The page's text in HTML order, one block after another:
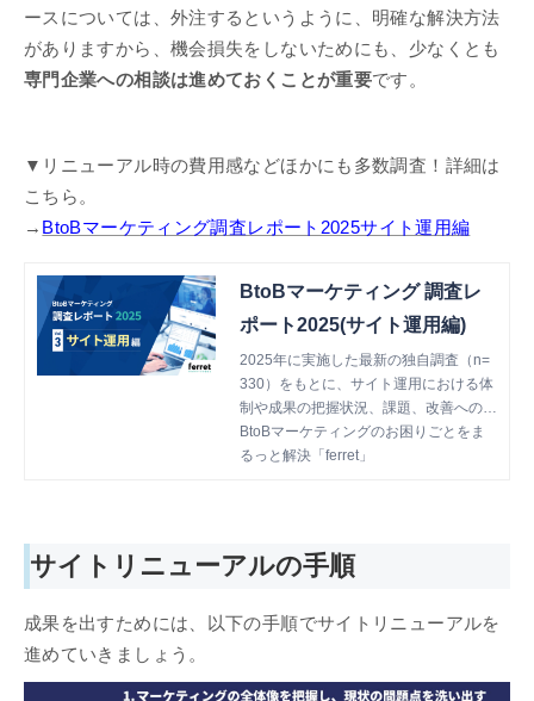
ースについては、外注するというように、明確な解決方法
がありますから、機会損失をしないためにも、少なくとも
専門企業への相談は進めておくことが重要です。
▼リニューアル時の費用感などほかにも多数調査！詳細は
こちら。
→ BtoBマーケティング調査レポート2025サイト運用編
BtoBマーケティング 調査レ
ポート2025(サイト運用編)
2025年に実施した最新の独自調査（n=
330）をもとに、サイト運用における体
制や成果の把握状況、課題、改善への取
り組み、そしてAI活用の実態について定
量的に明らかにしました。
BtoBマーケティングのお困りごとをま
るっと解決「ferret」
サイトリニューアルの手順
成果を出すためには、以下の手順でサイトリニューアルを
進めていきましょう。